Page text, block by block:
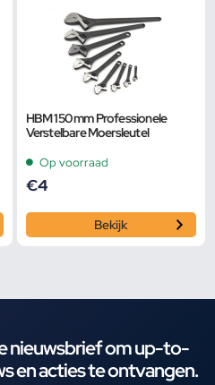
HBM 150 mm Professionele
Verstelbare Moersleutel
Op voorraad
€4
Bekijk
nieuwsbrief om up-to-
en acties te ontvangen.